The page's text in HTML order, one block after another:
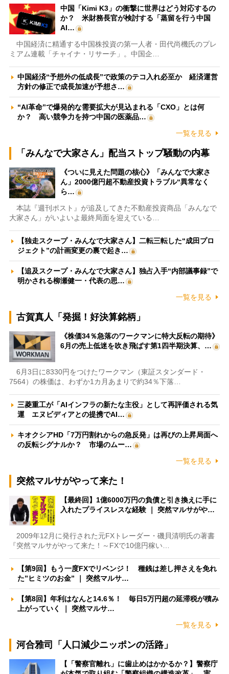
中国「Kimi K3」の衝撃に世界はどう対応するの
か？ 米財務長官が検討する「蒸留を行う中国
AI…
中国経済に精通する中国株投資の第一人者・田代尚機氏のプレ
ミアム連載「チャイナ・リサーチ」。中国企…
中国経済“予想外の低成長”で政策のテコ入れ必至か 経済運営
方針の修正で成長加速が予想さ…
“AI革命”で爆発的な需要拡大が見込まれる「CXO」とは何
か？ 高い競争力を持つ中国の医薬品…
一覧を見る
「みんなで大家さん」配当ストップ騒動の内幕
《ついに見えた問題の核心》「みんなで大家さ
ん」2000億円超不動産投資トラブル“異常なく
ら…
本誌『週刊ポスト』が追及してきた不動産投資商品「みんなで
大家さん」がいよいよ最終局面を迎えている…
【独走スクープ・みんなで大家さん】二転三転した“成田プロ
ジェクト”の計画変更の裏で起き…
【追及スクープ・みんなで大家さん】独占入手“内部議事録”で
明かされる柳瀬健一・代表の思…
一覧を見る
古賀真人「発掘！好決算銘柄」
《株価34％急落のワークマンに特大反転の期待》
6月の売上低迷を吹き飛ばす第1四半期決算、…
6月3日に8330円をつけたワークマン（東証スタンダード・
7564）の株価は、わずか1カ月あまりで約34％下落…
三菱重工が「AIインフラの新たな主役」として再評価される気
運 エヌビディアとの提携でAI…
キオクシアHD「7万円割れからの急反発」は再びの上昇局面へ
の反転シグナルか？ 市場のムー…
一覧を見る
突然マルサがやって来た！
【最終回】1億6000万円の負債と引き換えに手に
入れたプライスレスな経験 ｜ 突然マルサがや…
2009年12月に発行された元FXトレーダー・磯貝清明氏の著書
『突然マルサがやって来た！～FXで10億円稼い…
【第9回】もう一度FXでリベンジ！ 種銭は差し押さえを免れ
た”ヒミツのお金” ｜ 突然マルサ…
【第8回】年利はなんと14.6％！ 毎日5万円超の延滞税が積み
上がっていく ｜ 突然マルサ…
一覧を見る
河合雅司「人口減少ニッポンの活路」
【「警察官離れ」に歯止めはかかるか？】警察庁